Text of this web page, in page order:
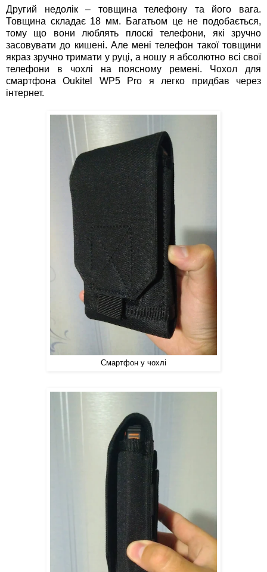
Другий недолік – товщина телефону та його вага.
Товщина складає 18 мм. Багатьом це не подобається,
тому що вони люблять плоскі телефони, які зручно
засовувати до кишені. Але мені телефон такої товщини
якраз зручно тримати у руці, а ношу я абсолютно всі свої
телефони в чохлі на поясному ремені. Чохол для
смартфона Oukitel WP5 Pro я легко придбав через
інтернет.
Смартфон у чохлі